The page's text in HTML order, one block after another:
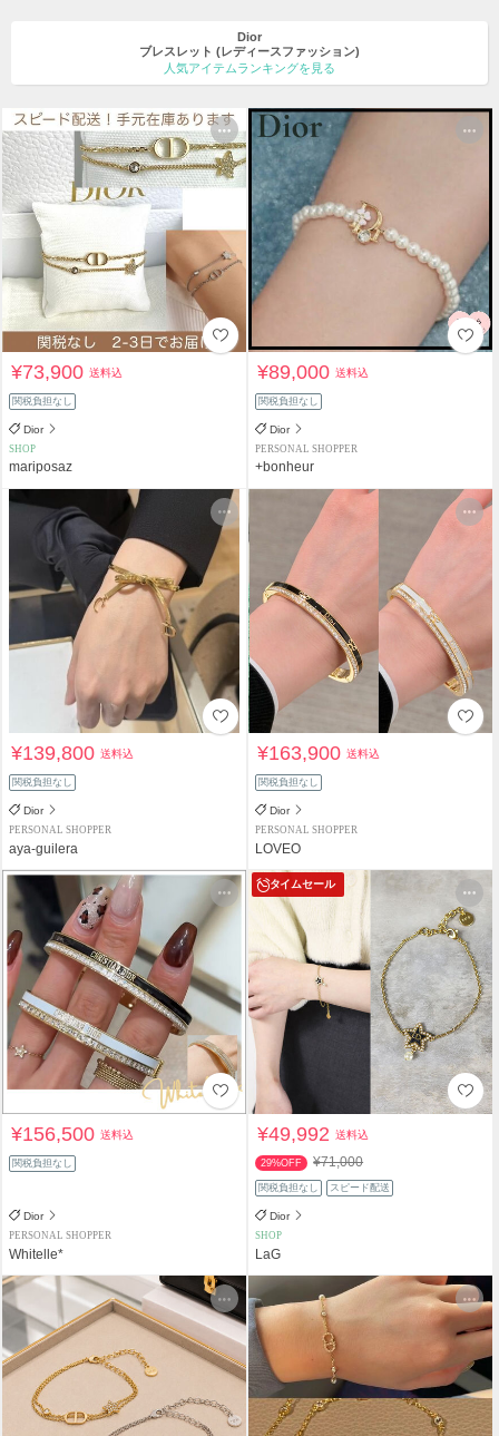
Dior
ブレスレット (レディースファッション)
人気アイテムランキングを見る
¥73,900送料込
関税負担なし
Dior
SHOP
mariposaz
¥89,000送料込
関税負担なし
Dior
PERSONAL SHOPPER
+bonheur
¥139,800送料込
関税負担なし
Dior
PERSONAL SHOPPER
aya-guilera
¥163,900送料込
関税負担なし
Dior
PERSONAL SHOPPER
LOVEO
¥156,500送料込
関税負担なし
Dior
PERSONAL SHOPPER
Whitelle*
タイムセール
¥49,992送料込
29%OFF ¥71,000
関税負担なし スピード配送
Dior
SHOP
LaG